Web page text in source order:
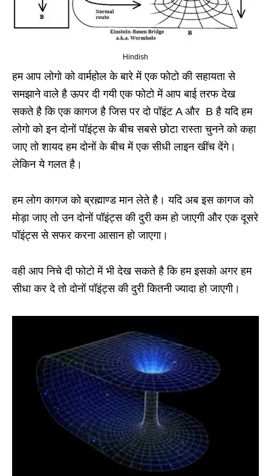
Hindish
हम आप लोगो को वार्महोल के बारे में एक फोटो की सहायता से
समझाने वाले है ऊपर दी गयी एक फोटो में आप बाई तरफ देख
सकते है कि एक कागज है जिस पर दो पॉइंट A और B है यदि हम
लोगो को इन दोनों पॉइंट्स के बीच सबसे छोटा रास्ता चुनने को कहा
जाए तो शायद हम दोनों के बीच में एक सीधी लाइन खींच देंगे।
लेकिन ये गलत है।
हम लोग कागज को ब्रह्माण्ड मान लेते है। यदि अब इस कागज को
मोड़ा जाए तो उन दोनों पॉइंट्स की दुरी कम हो जाएगी और एक दूसरे
पॉइंट्स से सफर करना आसान हो जाएगा।
वही आप निचे दी फोटो में भी देख सकते है कि हम इसको अगर हम
सीधा कर दे तो दोनों पॉइंट्स की दुरी कितनी ज्यादा हो जाएगी।